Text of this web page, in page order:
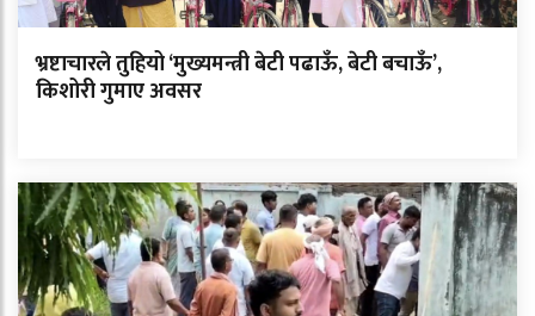
भ्रष्टाचारले तुहियो ‘मुख्यमन्त्री बेटी पढाऊँ, बेटी बचाऊँ’,
किशोरी गुमाए अवसर